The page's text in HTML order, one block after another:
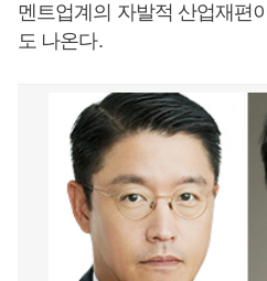
멘트업계의 자발적 산업재편
도 나온다.